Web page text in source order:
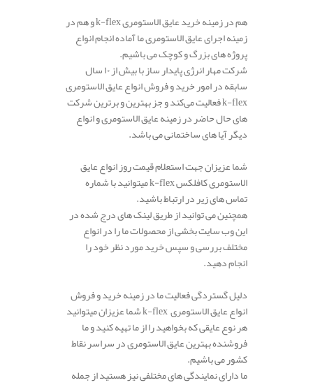
هم در زمینه خرید عایق الاستومری k-flex و هم در
زمینه اجرای عایق الاستومری ما آماده انجام انواع
پروژه های بزرگ و کوچک می باشیم.
شرکت مهار انرژی پایدار ساز با بیش از ۱۰ سال
سابقه در امور خرید و فروش انواع عایق الاستومری
k-flex فعالیت می‌کند و جز بهترین و برترین شرکت
های حال حاضر در زمینه عایق الاستومری و انواع
دیگر آیا های ساختمانی می باشد.
شما عزیزان جهت استعلام قیمت روز انواع عایق
الاستومری کافلکس k-flex میتوانید با شماره
تماس های زیر در ارتباط باشید.
همچنین می توانید از طریق لینک های درج شده در
این وب سایت بخشی از محصولات ما را در انواع
مختلف بررسی و سپس خرید مورد نظر خود را
انجام دهید.
دلیل گستردگی فعالیت ما در زمینه خرید و فروش
انواع عایق الاستومری k-flex شما عزیزان میتوانید
هر نوع عایقی که بخواهید را از ما تهیه کنید و ما
فروشنده بهترین عایق الاستومری در سراسر نقاط
کشور می باشیم.
ما دارای نمایندگی های مختلفی نیز هستید از جمله